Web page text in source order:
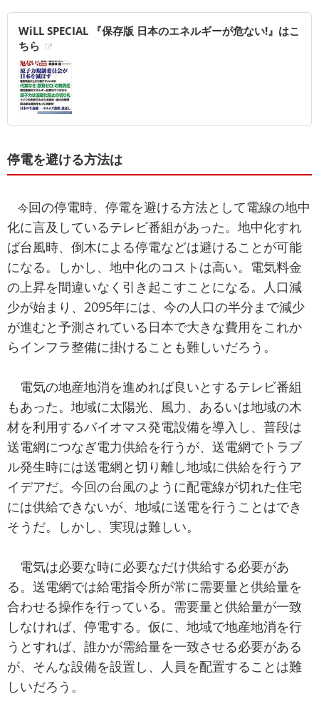
WiLL SPECIAL 『保存版 日本のエネルギーが危ない!』はこ
ちら
停電を避ける方法は
今回の停電時、停電を避ける方法として電線の地中
化に言及しているテレビ番組があった。地中化すれ
ば台風時、倒木による停電などは避けることが可能
になる。しかし、地中化のコストは高い。電気料金
の上昇を間違いなく引き起こすことになる。人口減
少が始まり、2095年には、今の人口の半分まで減少
が進むと予測されている日本で大きな費用をこれか
らインフラ整備に掛けることも難しいだろう。
電気の地産地消を進めれば良いとするテレビ番組
もあった。地域に太陽光、風力、あるいは地域の木
材を利用するバイオマス発電設備を導入し、普段は
送電網につなぎ電力供給を行うが、送電網でトラブ
ル発生時には送電網と切り離し地域に供給を行うア
イデアだ。今回の台風のように配電線が切れた住宅
には供給できないが、地域に送電を行うことはでき
そうだ。しかし、実現は難しい。
電気は必要な時に必要なだけ供給する必要があ
る。送電網では給電指令所が常に需要量と供給量を
合わせる操作を行っている。需要量と供給量が一致
しなければ、停電する。仮に、地域で地産地消を行
うとすれば、誰かが需給量を一致させる必要がある
が、そんな設備を設置し、人員を配置することは難
しいだろう。